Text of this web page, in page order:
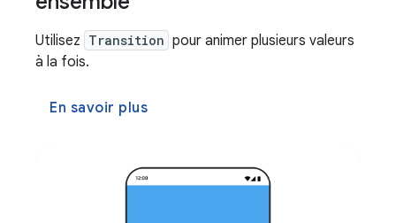
Utilisez Transition pour animer plusieurs valeurs
à la fois.
En savoir plus